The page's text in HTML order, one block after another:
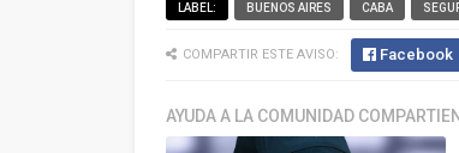
LABEL: BUENOS AIRES CABA
COMPARTIR ESTE AVISO: Facebook
AYUDA A LA COMUNIDAD